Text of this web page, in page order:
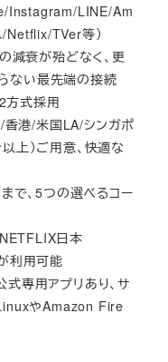
Instagram/LINE/Am
TVer等）
減衰が殆どなく、更
ない最先端の接続
方式採用
香港/米国LA/シンガポ
上）ご用意、快適な
で、5つの選べるコー
日本
利用可能
専用アプリあり、サ
やAmazon Fire